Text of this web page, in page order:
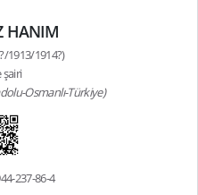
HANIM
1913/1914?)
Osmanlı-Türkiye)
237-86-4